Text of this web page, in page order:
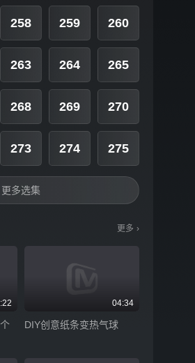
258 259 260
263 264 265
268 269 270
273 274 275
更多选集
更多 ›
04:34
DIY创意纸条变热气球